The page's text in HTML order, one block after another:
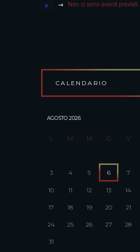
Non ci sono eventi previsti.
CALENDARIO
AGOSTO 2026
L M M G V
3 4 5 6 7
10 11 12 13 14
17 18 19 20 21
24 25 26 27 28
31